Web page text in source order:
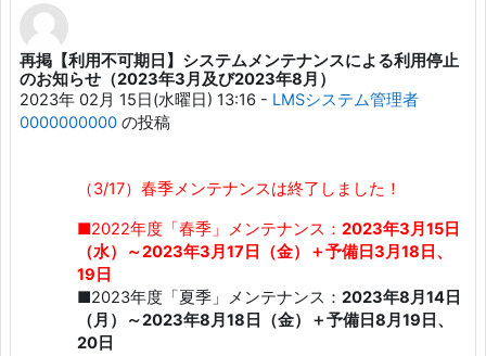
再掲【利用不可期日】システムメンテナンスによる利用停止
のお知らせ（2023年3月及び2023年8月）
2023年 02月 15日(水曜日) 13:16 - LMSシステム管理者
0000000000 の投稿
返信数: 1
（3/17）春季メンテナンスは終了しました！
■2022年度「春季」メンテナンス： 2023年3月15日
（水）～2023年3月17日（金）＋予備日3月18日、
19日
■2023年度「夏季」メンテナンス： 2023年8月14日
（月）～2023年8月18日（金）＋予備日8月19日、
20日